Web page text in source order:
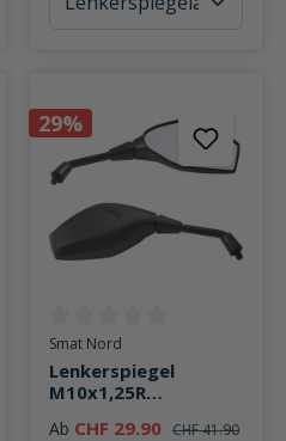
von 0 von 5 Sternen
29%
Durchschnittliche Bewertung
Smat Nord
Lenkerspiegel
M10x1,25R
Ab CHF 29.90 CHF 41.90